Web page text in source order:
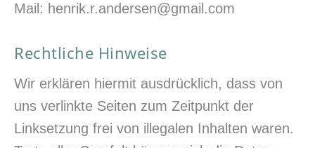
Mail: henrik.r.andersen@gmail.com
Rechtliche Hinweise
Wir erklären hiermit ausdrücklich, dass von
uns verlinkte Seiten zum Zeitpunkt der
Linksetzung frei von illegalen Inhalten waren.